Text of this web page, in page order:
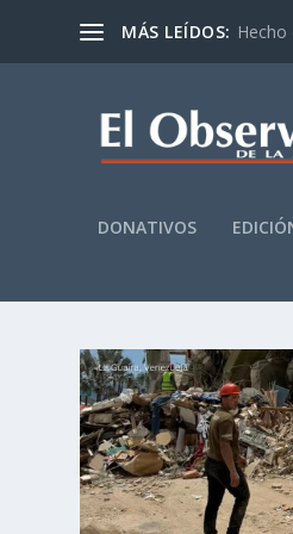
MÁS LEÍDOS:
DONATIVOS